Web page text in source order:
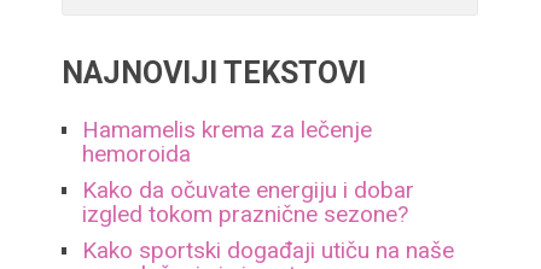
NAJNOVIJI TEKSTOVI
Hamamelis krema za lečenje
hemoroida
Kako da očuvate energiju i dobar
izgled tokom praznične sezone?
Kako sportski događaji utiču na naše